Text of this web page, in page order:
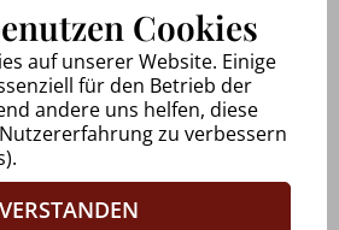
reviews
reviews
Cookies
auf unserer Website. Einige
für den Betrieb der
andere uns helfen, diese
zu verbessern
VERSTANDEN